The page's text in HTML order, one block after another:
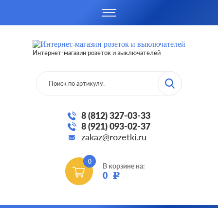
Интернет-магазин розеток и выключателей
8 (812) 327-03-33
8 (921) 093-02-37
zakaz@rozetki.ru
0
В корзине на:
0 Р